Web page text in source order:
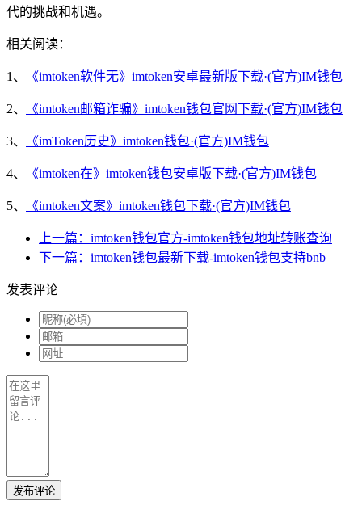
代的挑战和机遇。
相关阅读：
1、 《imtoken软件无》imtoken安卓最新版下载·(官方)IM钱包
2、 《imtoken邮箱诈骗》imtoken钱包官网下载·(官方)IM钱包
3、 《imToken历史》imtoken钱包·(官方)IM钱包
4、 《imtoken在》imtoken钱包安卓版下载·(官方)IM钱包
5、 《imtoken文案》imtoken钱包下载·(官方)IM钱包
上一篇：imtoken钱包官方-imtoken钱包地址转账查询
下一篇：imtoken钱包最新下载-imtoken钱包支持bnb
发表评论
发布评论